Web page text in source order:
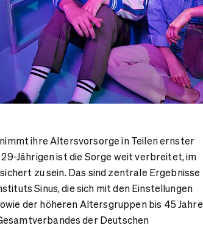
ihre Altersvorsorge in Teilen ernster
Jährigen ist die Sorge weit verbreitet, im
zu sein. Das sind zentrale Ergebnisse
Sinus, die sich mit den Einstellungen
der höheren Altersgruppen bis 45 Jahre
der Deutschen